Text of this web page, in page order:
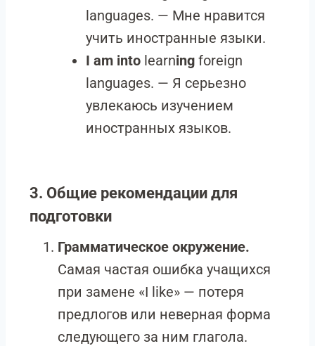
languages. — Мне нравится
учить иностранные языки.
I am into learning foreign
languages. — Я серьезно
увлекаюсь изучением
иностранных языков.
3. Общие рекомендации для
подготовки
Грамматическое окружение.
Самая частая ошибка учащихся
при замене «I like» — потеря
предлогов или неверная форма
следующего за ним глагола.